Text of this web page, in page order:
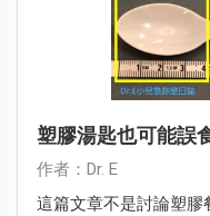
塑膠湯匙也可能誤
作者：Dr. E
這篇文章不是討論塑膠